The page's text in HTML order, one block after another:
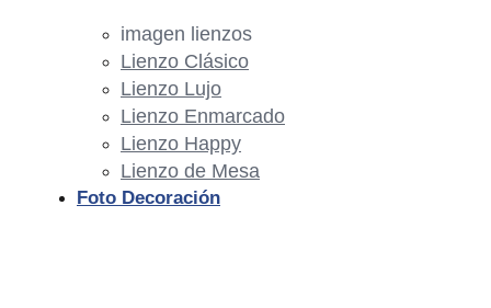
imagen lienzos
Lienzo Clásico
Lienzo Lujo
Lienzo Enmarcado
Lienzo Happy
Lienzo de Mesa
Foto Decoración